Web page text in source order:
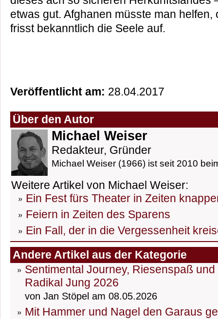
etwas gut. Afghanen müsste man helfen,
frisst bekanntlich die Seele auf.
Veröffentlicht am: 28.04.2017
Über den Autor
Michael Weiser
Redakteur, Gründer
Michael Weiser (1966) ist seit 2010
Weitere Artikel von Michael Weiser:
Ein Fest fürs Theater in Zeiten
Feiern in Zeiten des Sparens
Ein Fall, der in die Vergessenheit
Andere Artikel aus der Kategorie
Sentimental Journey, Riesenspaß
Radikal Jung 2026
von Jan Stöpel am 08.05.2026
Mit Hammer und Nagel den Garaus